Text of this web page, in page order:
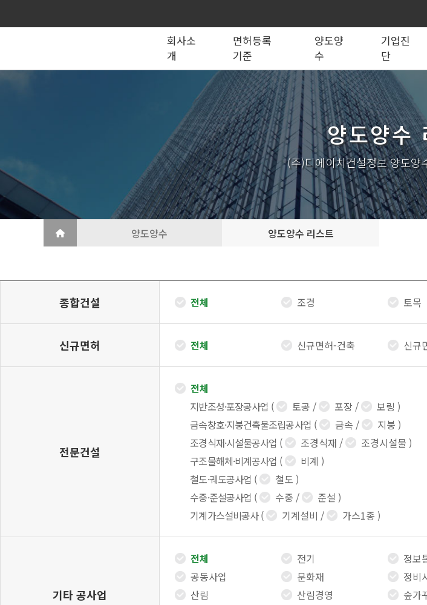
회사소
개
면허등록
기준
양도양
수
기업진
단
회사소개 사업영역
전문건설업
지반조성·포장공사업
실내건축공사업
도장·습식·방수·석공사업
조경식재·시설물공사업
철근·콘크리트공사업
구조물해체·비계공사업
상·하수도설비공사업
철도·궤도공사업
철강구조물공사업
수중·준설공사업
승강기·삭도공사업
시설물유지관리업(폐지)
기계설비·가스공사업
가스·난방공사업
금속·창호·지붕
양도양수 리스트
공제조합 실태조사 기재사항변경
국가계약법령관계서식 건설업등록서식
실질자본금 계산기
양도양수
(주)디에이치건설정보 양도양
양도양수 양도양수 리스트
종합건설 전체 조경 토목
신규면허 전체 신규면허-건축 신규
전문건설
전체
지반조성·포장공사업 ( 토공 / 포장 / 보링 )
금속창호·지붕건축물조립공사업 ( 금속 / 지붕 )
조경식재·시설물공사업 ( 조경식재 / 조경시설물 )
구조물해체·비계공사업 ( 비계 )
철도·궤도공사업 ( 철도 )
수중·준설공사업 ( 수중 / 준설 )
기계가스설비공사 ( 기계설비 / 가스1종 )
기타 공사업
전체 전기 정보
공동사업
문화재 정비
산림
산림경영 숲가